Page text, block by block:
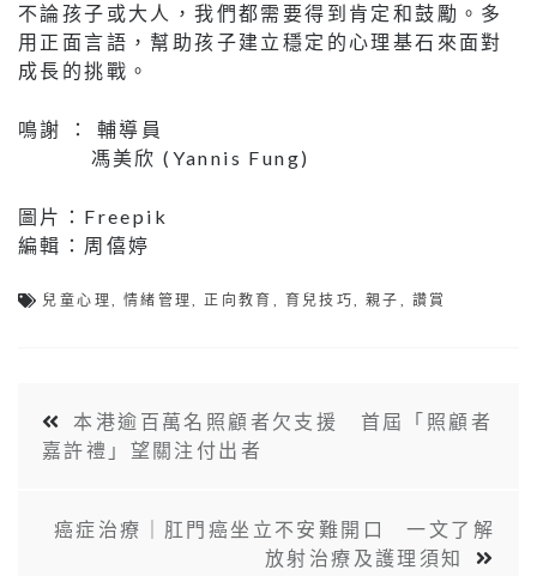
不論孩子或大人，我們都需要得到肯定和鼓勵。多
用正面言語，幫助孩子建立穩定的心理基石來面對
成長的挑戰。
鳴謝 ： 輔導員
馮美欣 (Yannis Fung)
圖片：Freepik
編輯：周僖婷
兒童心理, 情緒管理,正向教育 , 育兒技巧,親子 , 讚賞
本港逾百萬名照顧者欠支援 首屆「照顧者
嘉許禮」望關注付出者
癌症治療｜肛門癌坐立不安難開口 一文了解
放射治療及護理須知